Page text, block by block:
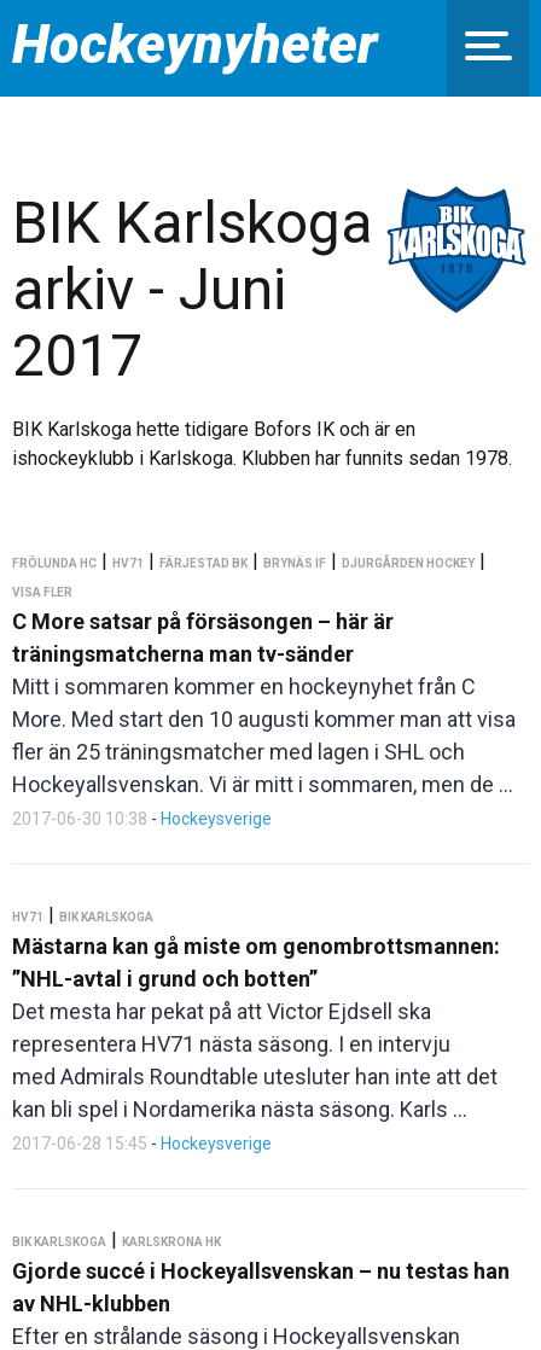
Hockeynyheter
BIK Karlskoga
arkiv - Juni
2017
BIK Karlskoga hette tidigare Bofors IK och är en
ishockeyklubb i Karlskoga. Klubben har funnits sedan 1978.
FRÖLUNDA HC | HV71 | FÄRJESTAD BK | BRYNÄS IF | DJURGÅRDEN HOCKEY |
VISA FLER
C More satsar på försäsongen – här är
träningsmatcherna man tv-sänder
Mitt i sommaren kommer en hockeynyhet från C
More. Med start den 10 augusti kommer man att visa
fler än 25 träningsmatcher med lagen i SHL och
Hockeyallsvenskan. Vi är mitt i sommaren, men de ...
2017-06-30 10:38 - Hockeysverige
HV71 | BIK KARLSKOGA
Mästarna kan gå miste om genombrottsmannen:
”NHL-avtal i grund och botten”
Det mesta har pekat på att Victor Ejdsell ska
representera HV71 nästa säsong. I en intervju
med Admirals Roundtable utesluter han inte att det
kan bli spel i Nordamerika nästa säsong. Karls ...
2017-06-28 15:45 - Hockeysverige
BIK KARLSKOGA | KARLSKRONA HK
Gjorde succé i Hockeyallsvenskan – nu testas han
av NHL-klubben
Efter en strålande säsong i Hockeyallsvenskan